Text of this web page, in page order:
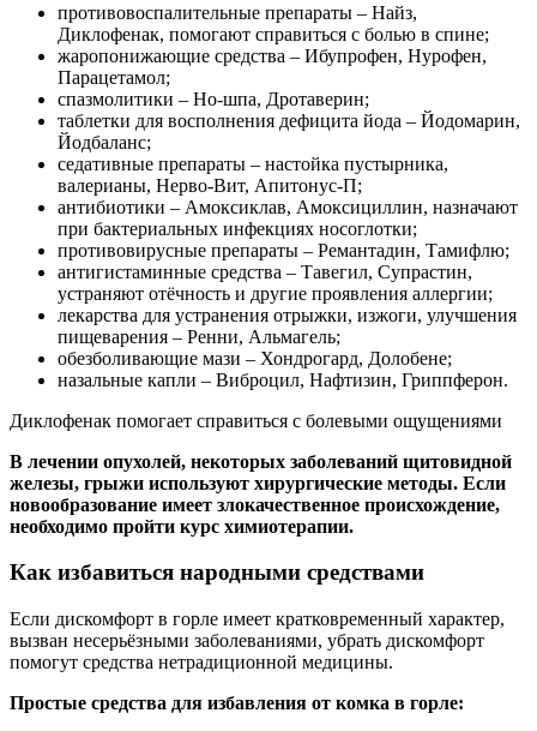
противовоспалительные препараты – Найз,
Диклофенак, помогают справиться с болью в спине;
жаропонижающие средства – Ибупрофен, Нурофен,
Парацетамол;
спазмолитики – Но-шпа, Дротаверин;
таблетки для восполнения дефицита йода – Йодомарин,
Йодбаланс;
седативные препараты – настойка пустырника,
валерианы, Нерво-Вит, Апитонус-П;
антибиотики – Амоксиклав, Амоксициллин, назначают
при бактериальных инфекциях носоглотки;
противовирусные препараты – Ремантадин, Тамифлю;
антигистаминные средства – Тавегил, Супрастин,
устраняют отёчность и другие проявления аллергии;
лекарства для устранения отрыжки, изжоги, улучшения
пищеварения – Ренни, Альмагель;
обезболивающие мази – Хондрогард, Долобене;
назальные капли – Виброцил, Нафтизин, Гриппферон.
Диклофенак помогает справиться с болевыми ощущениями
В лечении опухолей, некоторых заболеваний щитовидной
железы, грыжи используют хирургические методы. Если
новообразование имеет злокачественное происхождение,
необходимо пройти курс химиотерапии.
Как избавиться народными средствами
Если дискомфорт в горле имеет кратковременный характер,
вызван несерьёзными заболеваниями, убрать дискомфорт
помогут средства нетрадиционной медицины.
Простые средства для избавления от комка в горле: